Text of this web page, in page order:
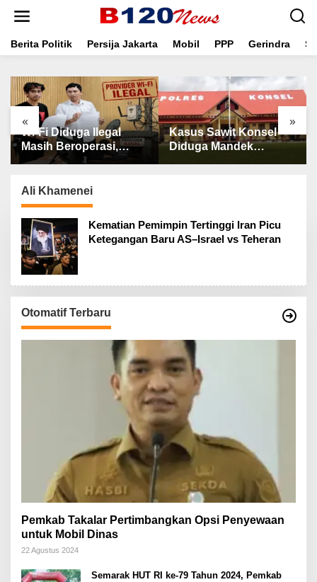
t
Berita Politik Persija Jakarta Mobil PPP Gerindra
« »
Wi-Fi Diduga Ilegal
Masih Beroperasi,
KMPI Tagih Ketegasan
Kasus Sawit Konsel
Diduga Mandek
Ali Khamenei
Kematian Pemimpin Tertinggi Iran Picu
Ketegangan Baru AS–Israel vs Teheran
Otomatif Terbaru
Pemkab Takalar Pertimbangkan Opsi Penyewaan
untuk Mobil Dinas
22 Agustus 2024
Semarak HUT RI ke-79 Tahun 2024, Pemkab